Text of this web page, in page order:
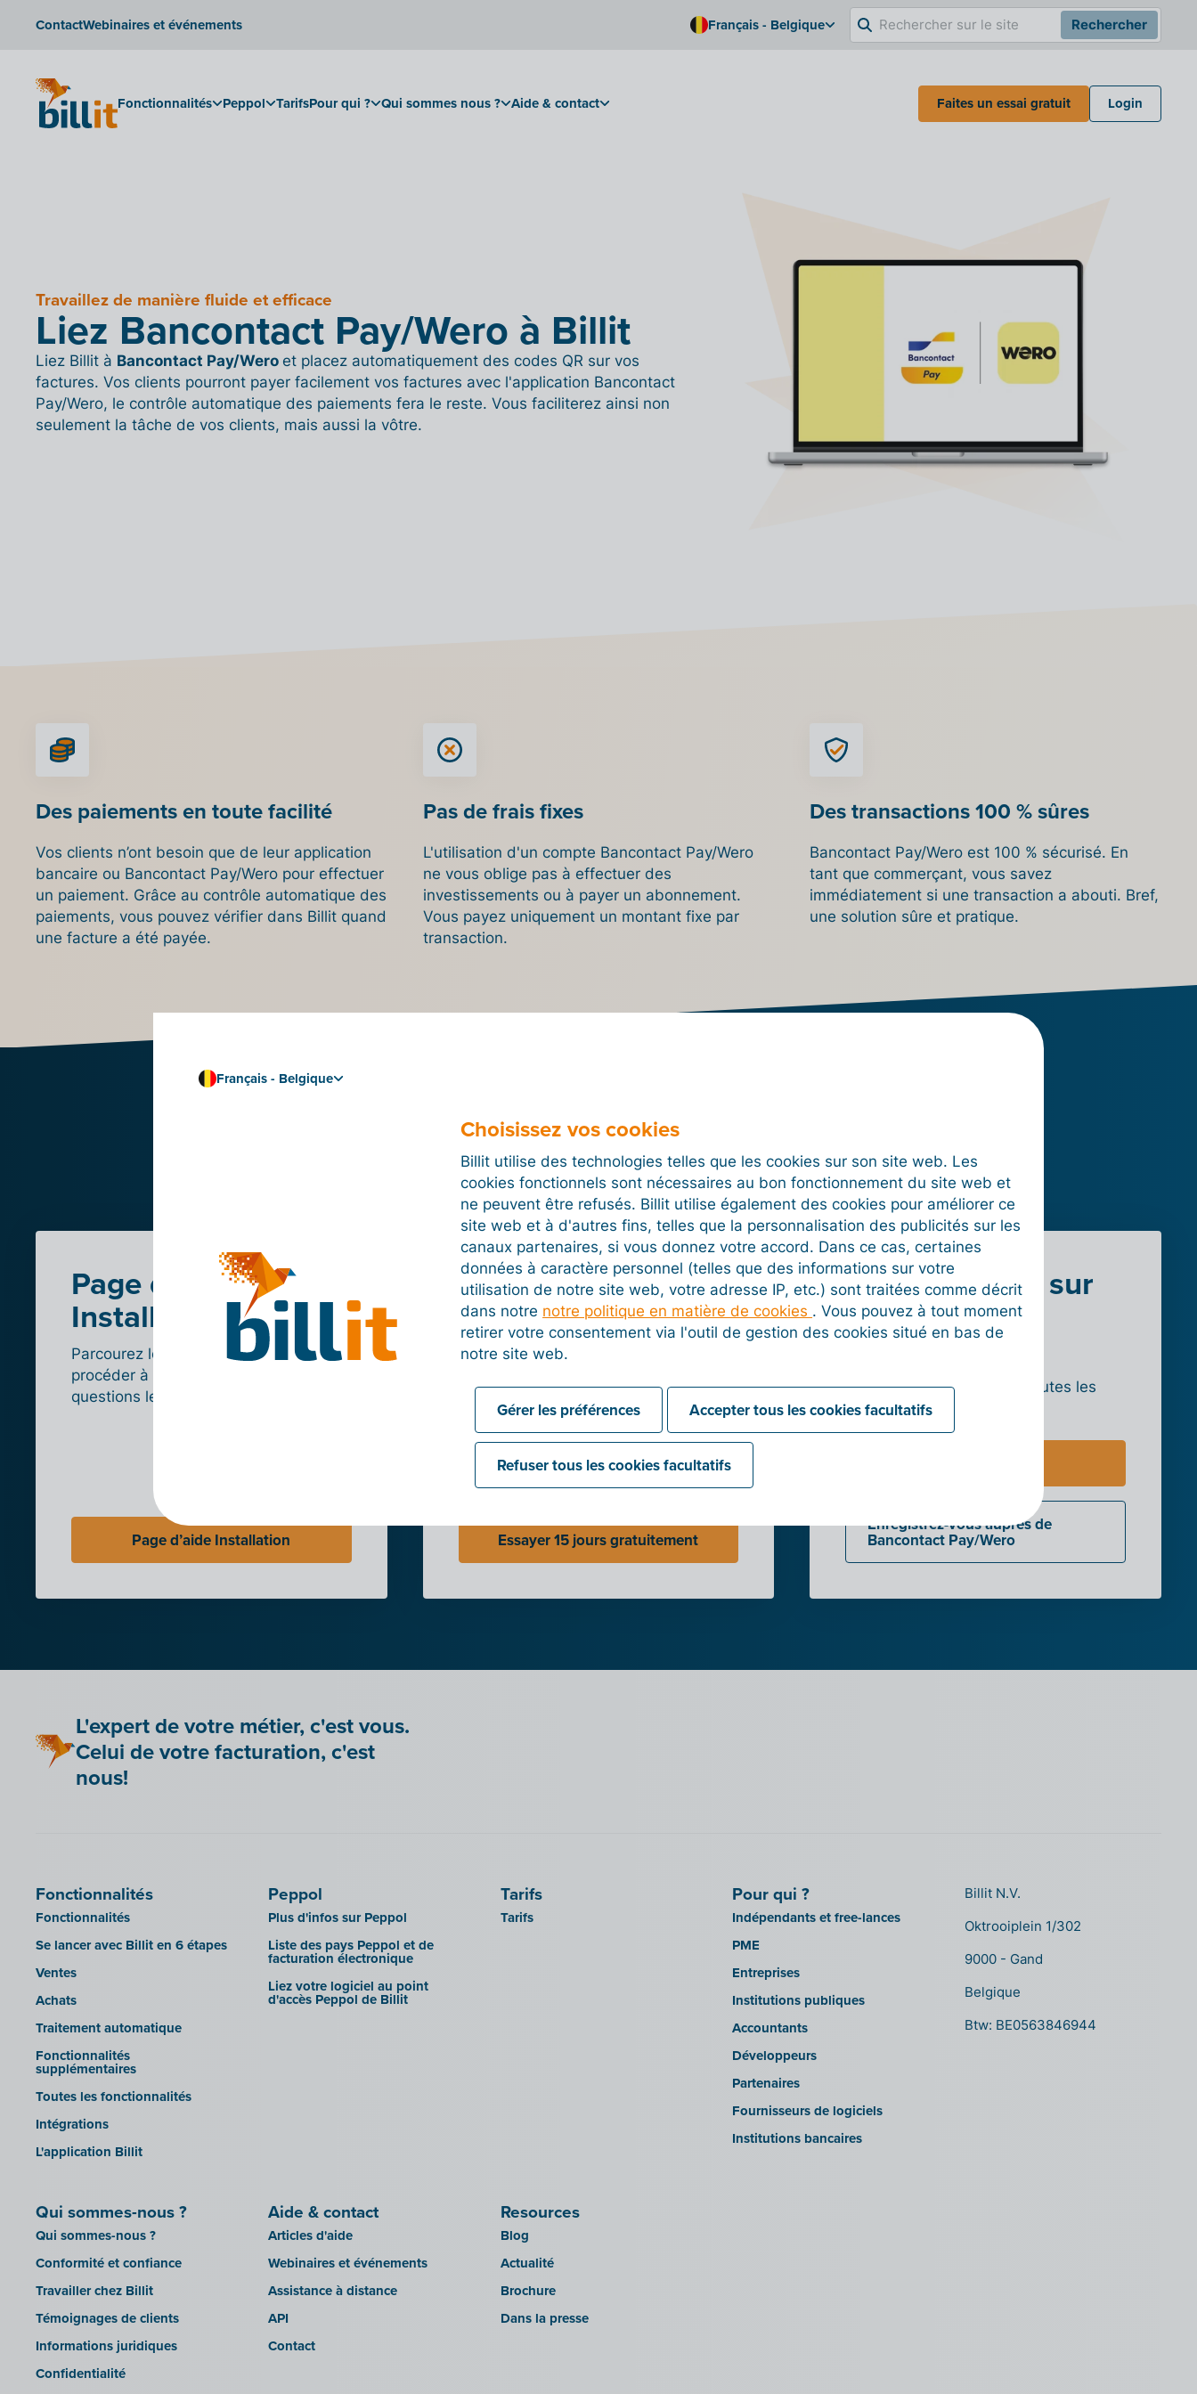
ContactWebinaires et événements Français - Belgique Rechercher
Fonctionnalités Peppol TarifsPour qui ? Qui sommes nous ? Aide & contact Faites un essai gratuit Login
Travaillez de manière fluide et efficace
Liez Bancontact Pay/Wero à Billit
Liez Billit à Bancontact Pay/Wero et placez automatiquement des codes QR sur vos
factures. Vos clients pourront payer facilement vos factures avec l'application Bancontact
Pay/Wero, le contrôle automatique des paiements fera le reste. Vous faciliterez ainsi non
seulement la tâche de vos clients, mais aussi la vôtre.
Des paiements en toute facilité
Vos clients n’ont besoin que de leur application
bancaire ou Bancontact Pay/Wero pour effectuer
un paiement. Grâce au contrôle automatique des
paiements, vous pouvez vérifier dans Billit quand
une facture a été payée.
Pas de frais fixes
L'utilisation d'un compte Bancontact Pay/Wero
ne vous oblige pas à effectuer des
investissements ou à payer un abonnement.
Vous payez uniquement un montant fixe par
transaction.
Des transactions 100 % sûres
Bancontact Pay/Wero est 100 % sécurisé. En
tant que commerçant, vous savez
immédiatement si une transaction a abouti. Bref,
une solution sûre et pratique.
Essayez dès maintenant
l’intégration de Billit avec
Bancontact Pay/Wero
Page d’aide
Installation
Parcourez les étapes à suivre pour
procéder à l’intégration et lisez les
questions les plus fréquentes.
Page d’aide Installation
Créez un compte
Billit
Testez gratuitement toutes les
Essayer 15 jours gratuitement
En savoir plus sur
Bancontact
Pay/Wero
Découvrez plus en détail toutes les
fonctionnalités et les tarifs.
Enregistrez-vous auprès de
Bancontact Pay/Wero
L'expert de votre métier, c'est vous.
Celui de votre facturation, c'est
nous!
Fonctionnalités
Fonctionnalités
Se lancer avec Billit en 6 étapes
Ventes
Achats
Traitement automatique
Fonctionnalités
supplémentaires
Toutes les fonctionnalités
Intégrations
L'application Billit
Peppol
Plus d'infos sur Peppol
Liste des pays Peppol et de
facturation électronique
Liez votre logiciel au point
d'accès Peppol de Billit
Tarifs
Tarifs
Pour qui ?
Indépendants et free-lances
PME
Entreprises
Institutions publiques
Accountants
Développeurs
Partenaires
Fournisseurs de logiciels
Institutions bancaires
Qui sommes-nous ?
Qui sommes-nous ?
Conformité et confiance
Travailler chez Billit
Témoignages de clients
Informations juridiques
Confidentialité
Aide & contact
Articles d'aide
Webinaires et événements
Assistance à distance
API
Contact
Resources
Blog
Actualité
Brochure
Dans la presse
Billit N.V.
Oktrooiplein 1/302
9000 - Gand
Belgique
Btw: BE0563846944
Français - Belgique
Choisissez vos cookies
Billit utilise des technologies telles que les cookies sur son site web. Les
cookies fonctionnels sont nécessaires au bon fonctionnement du site web et
ne peuvent être refusés. Billit utilise également des cookies pour améliorer ce
site web et à d'autres fins, telles que la personnalisation des publicités sur les
canaux partenaires, si vous donnez votre accord. Dans ce cas, certaines
données à caractère personnel (telles que des informations sur votre
utilisation de notre site web, votre adresse IP, etc.) sont traitées comme décrit
dans notre notre politique en matière de cookies . Vous pouvez à tout moment
retirer votre consentement via l'outil de gestion des cookies situé en bas de
notre site web.
Gérer les préférences Accepter tous les cookies facultatifs
Refuser tous les cookies facultatifs